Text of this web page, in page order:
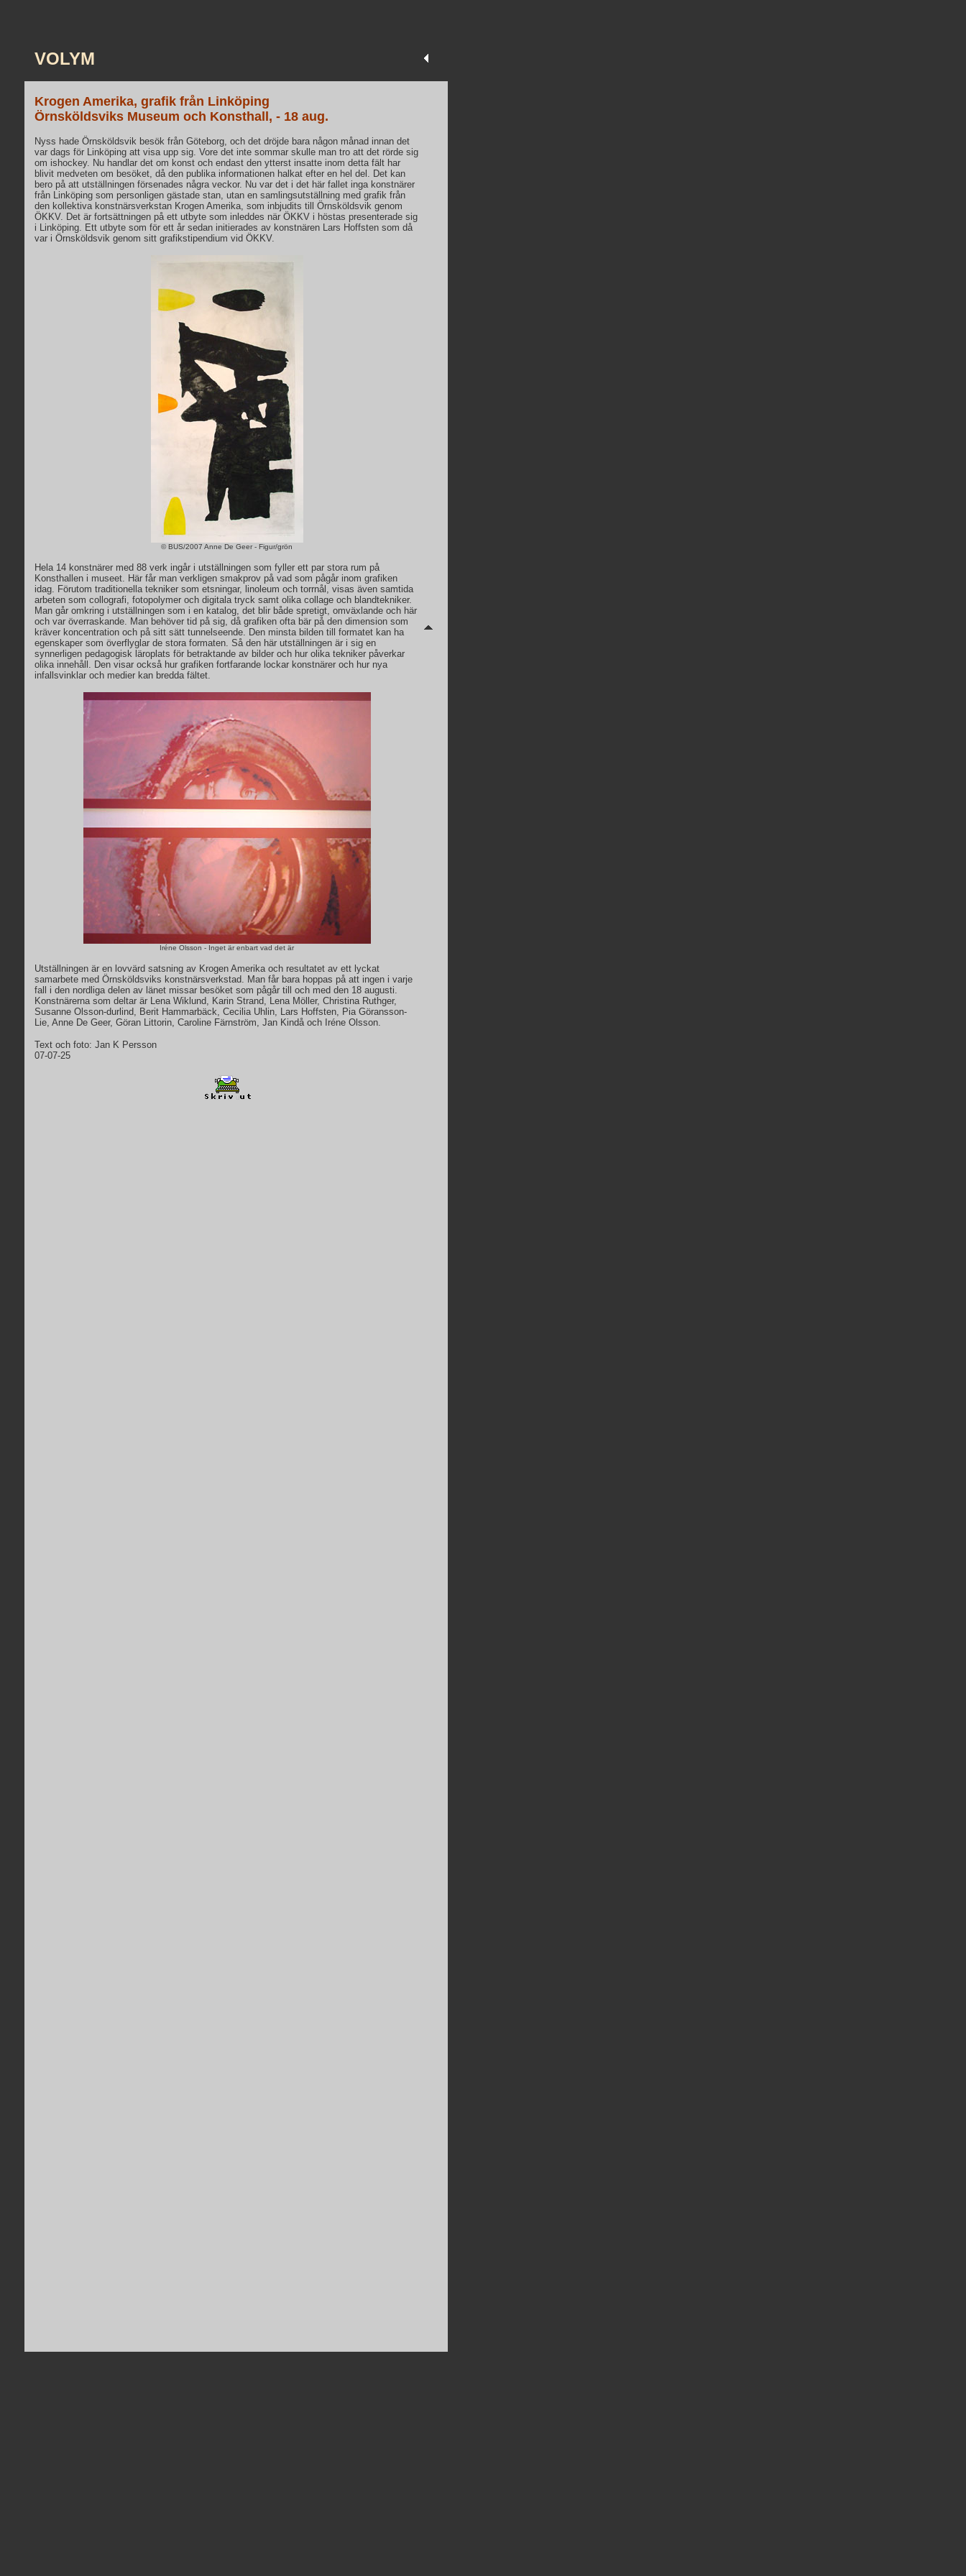
VOLYM
Krogen Amerika, grafik från Linköping
Örnsköldsviks Museum och Konsthall, - 18 aug.
Nyss hade Örnsköldsvik besök från Göteborg, och det dröjde bara någon månad innan det
var dags för Linköping att visa upp sig. Vore det inte sommar skulle man tro att det rörde sig
om ishockey. Nu handlar det om konst och endast den ytterst insatte inom detta fält har
blivit medveten om besöket, då den publika informationen halkat efter en hel del. Det kan
bero på att utställningen försenades några veckor. Nu var det i det här fallet inga konstnärer
från Linköping som personligen gästade stan, utan en samlingsutställning med grafik från
den kollektiva konstnärsverkstan Krogen Amerika, som inbjudits till Örnsköldsvik genom
ÖKKV. Det är fortsättningen på ett utbyte som inleddes när ÖKKV i höstas presenterade sig
i Linköping. Ett utbyte som för ett år sedan initierades av konstnären Lars Hoffsten som då
var i Örnsköldsvik genom sitt grafikstipendium vid ÖKKV.
© BUS/2007 Anne De Geer - Figur/grön
Hela 14 konstnärer med 88 verk ingår i utställningen som fyller ett par stora rum på
Konsthallen i museet. Här får man verkligen smakprov på vad som pågår inom grafiken
idag. Förutom traditionella tekniker som etsningar, linoleum och torrnål, visas även samtida
arbeten som collografi, fotopolymer och digitala tryck samt olika collage och blandtekniker.
Man går omkring i utställningen som i en katalog, det blir både spretigt, omväxlande och här
och var överraskande. Man behöver tid på sig, då grafiken ofta bär på den dimension som
kräver koncentration och på sitt sätt tunnelseende. Den minsta bilden till formatet kan ha
egenskaper som överflyglar de stora formaten. Så den här utställningen är i sig en
synnerligen pedagogisk läroplats för betraktande av bilder och hur olika tekniker påverkar
olika innehåll. Den visar också hur grafiken fortfarande lockar konstnärer och hur nya
infallsvinklar och medier kan bredda fältet.
Iréne Olsson - Inget är enbart vad det är
Utställningen är en lovvärd satsning av Krogen Amerika och resultatet av ett lyckat
samarbete med Örnsköldsviks konstnärsverkstad. Man får bara hoppas på att ingen i varje
fall i den nordliga delen av länet missar besöket som pågår till och med den 18 augusti.
Konstnärerna som deltar är Lena Wiklund, Karin Strand, Lena Möller, Christina Ruthger,
Susanne Olsson-durlind, Berit Hammarbäck, Cecilia Uhlin, Lars Hoffsten, Pia Göransson-
Lie, Anne De Geer, Göran Littorin, Caroline Färnström, Jan Kindå och Iréne Olsson.
Text och foto: Jan K Persson
07-07-25